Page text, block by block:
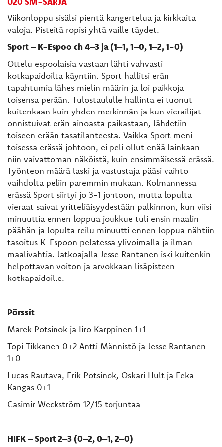
Viikonloppu sisälsi pientä kangertelua ja kirkkaita
valoja. Pisteitä ropisi yhtä vaille täydet.
Sport – K-Espoo ch 4–3 ja (1–1, 1–0, 1–2, 1-0)
Ottelu espoolaisia vastaan lähti vahvasti
kotkapaidoilta käyntiin. Sport hallitsi erän
tapahtumia lähes mielin määrin ja loi paikkoja
toisensa perään. Tulostaululle hallinta ei tuonut
kuitenkaan kuin yhden merkinnän ja kun vierailijat
onnistuivat erän ainoasta paikastaan, lähdetiin
toiseen erään tasatilanteesta. Vaikka Sport meni
toisessa erässä johtoon, ei peli ollut enää lainkaan
niin vaivattoman näköistä, kuin ensimmäisessä erässä.
Työnteon määrä laski ja vastustaja pääsi vaihto
vaihdolta peliin paremmin mukaan. Kolmannessa
erässä Sport siirtyi jo 3-1 johtoon, mutta lopulta
vieraat saivat yritteliäisyydestään palkinnon, kun viisi
minuuttia ennen loppua joukkue tuli ensin maalin
päähän ja lopulta reilu minuutti ennen loppua nähtiin
tasoitus K-Espoon pelatessa ylivoimalla ja ilman
maalivahtia. Jatkoajalla Jesse Rantanen iski kuitenkin
helpottavan voiton ja arvokkaan lisäpisteen
kotkapaidoille.
Pörssit
Marek Potsinok ja Iiro Karppinen 1+1
Topi Tikkanen 0+2 Antti Männistö ja Jesse Rantanen
1+0
Lucas Rautava, Erik Potsinok, Oskari Hult ja Eeka
Kangas 0+1
Casimir Weckström 12/15 torjuntaa
HIFK – Sport 2–3 (0–2, 0–1, 2–0)